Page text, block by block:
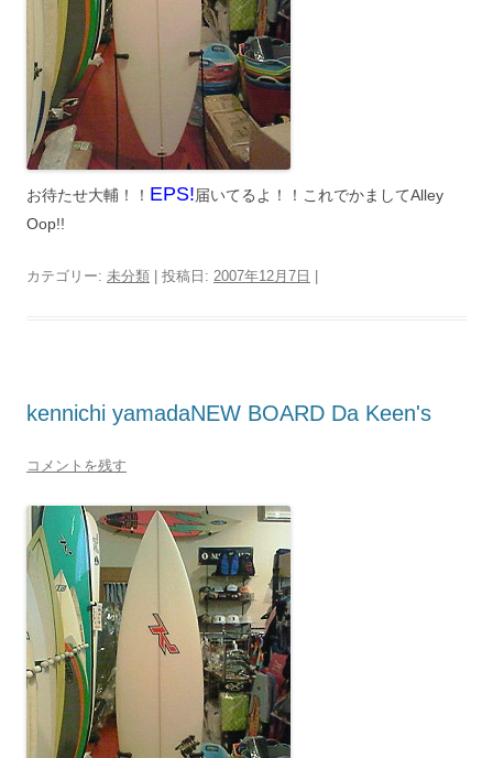
お待たせ大輔！！ EPS!届いてるよ！！これでかましてAlley
Oop!!
カテゴリー: 未分類 | 投稿日: 2007年12月7日
kennichi yamadaNEW BOARD Da Keen's
コメントを残す